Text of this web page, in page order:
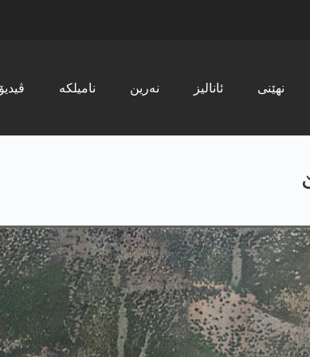
ڤیدیۆ نامیلکە نەرین ئانالیز نھێنی